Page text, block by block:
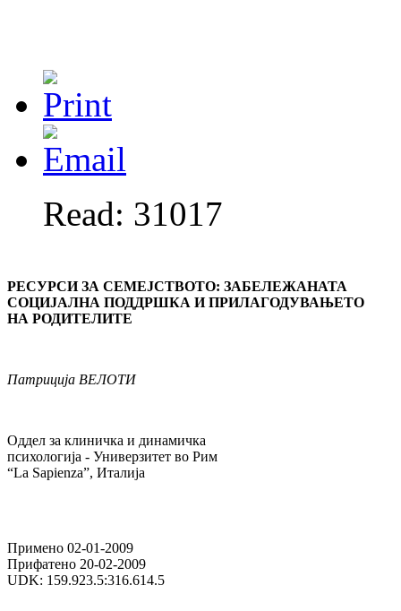
Read: 31017
РЕСУРСИ ЗА СЕМЕЈСТВОТО: ЗАБЕЛЕЖАНАТА
СОЦИЈАЛНА ПОДДРШКА И ПРИЛАГОДУВАЊЕТО
НА РОДИТЕЛИТЕ
Патриција ВЕЛОТИ
Оддел за клиничка и динамичка
психологија - Универзитет во Рим
“La Sapienza”, Италија
Примено 02-01-2009
Прифатено 20-02-2009
UDK: 159.923.5:316.614.5